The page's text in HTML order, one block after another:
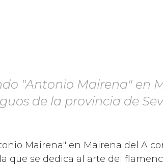
"Antonio Mairena" en
de la provincia de
Mairena" en Mairena del
que se dedica al arte del